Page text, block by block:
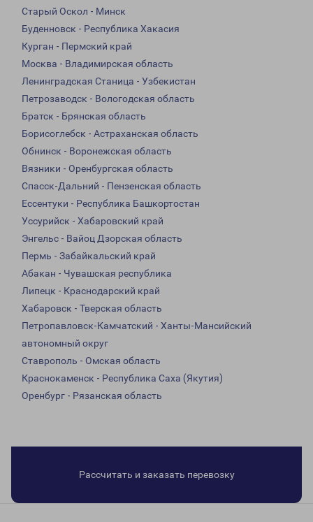
Старый Оскол - Минск
Буденновск - Республика Хакасия
Курган - Пермский край
Москва - Владимирская область
Ленинградская Станица - Узбекистан
Петрозаводск - Вологодская область
Братск - Брянская область
Борисоглебск - Астраханская область
Обнинск - Воронежская область
Вязники - Оренбургская область
Спасск-Дальний - Пензенская область
Ессентуки - Республика Башкортостан
Уссурийск - Хабаровский край
Энгельс - Вайоц Дзорская область
Пермь - Забайкальский край
Абакан - Чувашская республика
Липецк - Краснодарский край
Хабаровск - Тверская область
Петропавловск-Камчатский - Ханты-Мансийский
автономный округ
Ставрополь - Омская область
Краснокаменск - Республика Саха (Якутия)
Оренбург - Рязанская область
Рассчитать и заказать перевозку